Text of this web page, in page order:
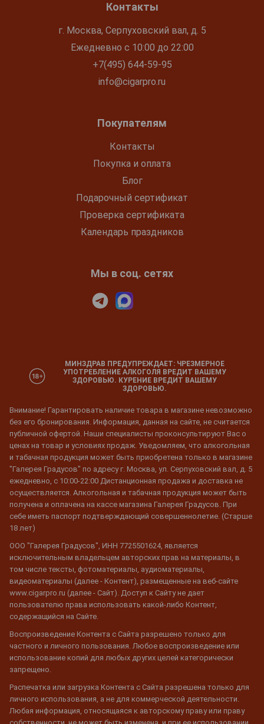
Контакты
г. Москва, Серпуховский вал, д. 5
Ежедневно с 10:00 до 22:00
+7(495) 644-59-95
info@cigarpro.ru
Покупателям
Контакты
Покупка и оплата
Блог
Подарочный сертификат
Проверка сертификата
Календарь праздников
Мы в соц. сетях
МИНЗДРАВ ПРЕДУПРЕЖДАЕТ: ЧРЕЗМЕРНОЕ
УПОТРЕБЛЕНИЕ АЛКОГОЛЯ ВРЕДИТ ВАШЕМУ
ЗДОРОВЬЮ. КУРЕНИЕ ВРЕДИТ ВАШЕМУ
ЗДОРОВЬЮ.
Внимание! Гарантировать наличие товара в магазине невозможно
без его бронирования. Информация, данная на сайте, не считается
публичной офертой. Наши специалисты проконсультируют Вас о
ценах на товар и условиях продаж. Уведомляем, что алкогольная
и табачная продукция может быть приобретена только в магазине
"Галерея Градусов" по адресу г. Москва, ул. Серпуховский вал, д. 5
ежедневно, с 10:00-22:00 Дистанционная продажа и доставка не
осуществляется. Алкогольная и табачная продукция может быть
получена и оплачена на кассе магазина Галерея Градусов. При
себе иметь паспорт подтверждающий совершеннолетие. (Старше
18 лет)
ООО "Галерея Градусов", ИНН 7725501624, является
исключительным владельцем авторских прав на материалы, в
том числе тексты, фотоматериалы, аудиоматериалы,
видеоматериалы (далее - Контент), размещенные на веб-сайте
www.cigarpro.ru (далее - Сайт). Доступ к Сайту не дает
пользователю права использовать какой-либо Контент,
содержащийся на Сайте.
Воспроизведение Контента с Сайта разрешено только для
частного и личного пользования. Любое воспроизведение или
использование копий для любых других целей категорически
запрещено.
Распечатка или загрузка Контента с Сайта разрешена только для
личного использования, а не для коммерческой деятельности.
Любая информация, относящаяся к авторскому праву или праву